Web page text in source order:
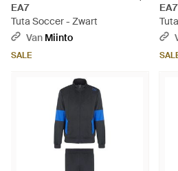
EA7
Tuta Soccer - Zwart
Van Miinto
SALE
EA7